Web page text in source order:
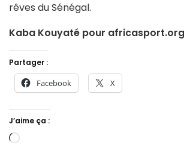
rêves du Sénégal.
Kaba Kouyaté pour africasport.org
Partager :
Facebook X
J’aime ça :
Chargement…